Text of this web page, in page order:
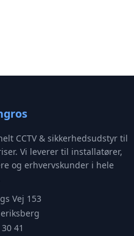
CCTV & sikkerhedsudstyr til
Vi leverer til installatører,
og erhvervskunder i hele
Vej 153
41